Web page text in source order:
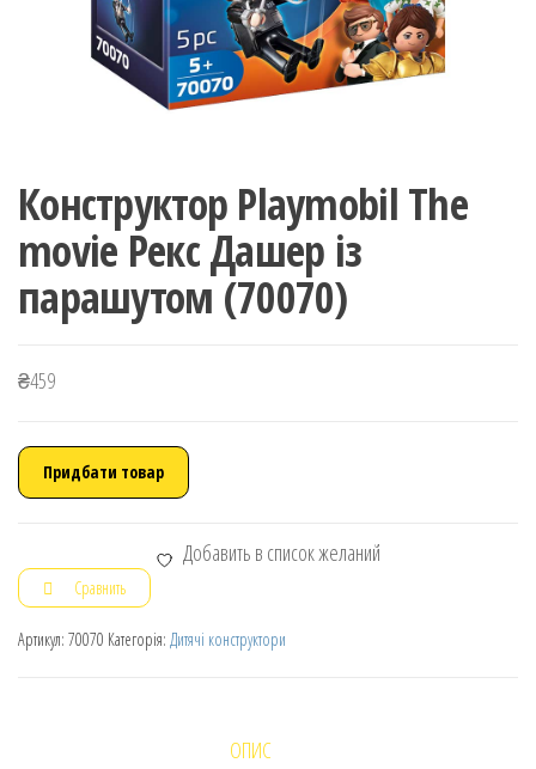
Конструктор Playmobil The
movie Рекс Дашер із
парашутом (70070)
₴459
Придбати товар
Добавить в список желаний
Сравнить
Артикул: 70070 Категорія: Дитячі конструктори
ОПИС